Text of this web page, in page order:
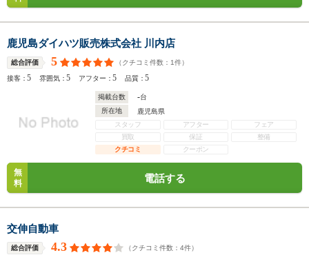
鹿児島ダイハツ販売株式会社 川内店
総合評価 5 （クチコミ件数： 1件）
接客：5 雰囲気：5 アフター：5 品質：5
掲載台数 -台
所在地
鹿児島県
スタッフ
アフター
フェア
買取
保証
整備
クチコミ
クーポン
無
料
電話する
交伸自動車
総合評価 4.3 （クチコミ件数： 4件）